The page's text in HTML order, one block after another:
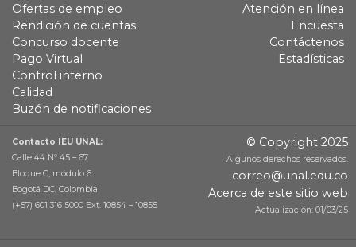
Ofertas de empleo
Rendición de cuentas
Concurso docente
Pago Virtual
Control interno
Calidad
Buzón de notificaciones
Atención en línea
Encuesta
Contáctenos
Estadísticas
Contacto IEU UNAL:
Calle 44 Nº 45 – 67
Bloque C, módulo 6.
Bogotá DC, Colombia
(+57) 601 316 5000 Ext. 10854 – 10855
© Copyright 2025
Algunos derechos reservados.
correo@unal.edu.co
Acerca de este sitio web
Actualización: 01/03/25